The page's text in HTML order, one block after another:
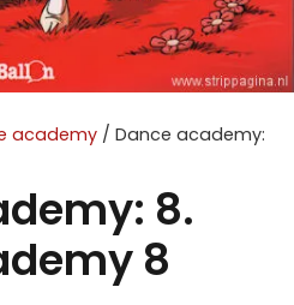
academy / Dance academy:
8.
8